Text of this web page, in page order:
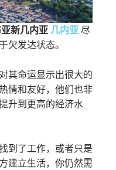
新几内亚 几内亚尽
欠发达状态。
其命运显示出很大的
情和友好，他们也非
升到更高的经济水
到了工作，或者只是
建立生活，你仍然需